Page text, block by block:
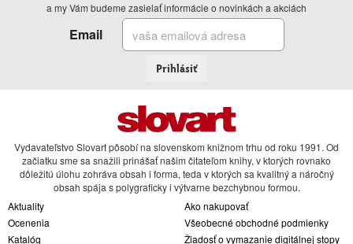
a my Vám budeme zasielať informácie o novinkách a akciách
Email
Prihlásiť
Vydavateľstvo Slovart pôsobí na slovenskom knižnom trhu od roku 1991. Od
začiatku sme sa snažili prinášať našim čitateľom knihy, v ktorých rovnako
dôležitú úlohu zohráva obsah i forma, teda v ktorých sa kvalitný a náročný
obsah spája s polygraficky i výtvarne bezchybnou formou.
Aktuality
Ocenenia
Katalóg
Ako nakupovať
Všeobecné obchodné podmienky
Žiadosť o vymazanie digitálnej stopy